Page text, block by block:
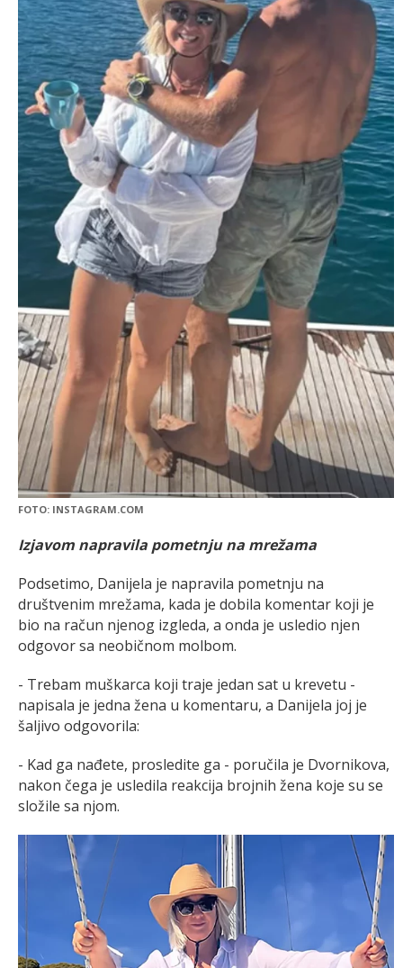
FOTO: INSTAGRAM.COM
Izjavom napravila pometnju na mrežama
Podsetimo, Danijela je napravila pometnju na
društvenim mrežama, kada je dobila komentar koji je
bio na račun njenog izgleda, a onda je usledio njen
odgovor sa neobičnom molbom.
- Trebam muškarca koji traje jedan sat u krevetu -
napisala je jedna žena u komentaru, a Danijela joj je
šaljivo odgovorila:
- Kad ga nađete, prosledite ga - poručila je Dvornikova,
nakon čega je usledila reakcija brojnih žena koje su se
složile sa njom.